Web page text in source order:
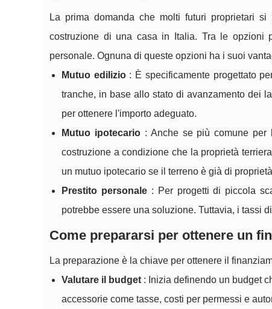
La prima domanda che molti futuri proprietari
costruzione di una casa in Italia. Tra le opzioni
personale. Ognuna di queste opzioni ha i suoi
Mutuo edilizio: È specificamente progettato
tranche, in base allo stato di avanzamento dei
per ottenere l'importo adeguato.
Mutuo ipotecario: Anche se più comune per
costruzione a condizione che la proprietà
un mutuo ipotecario se il terreno è già di
Prestito personale: Per progetti di piccola
potrebbe essere una soluzione. Tuttavia, i tassi
Come prepararsi per ottenere un
La preparazione è la chiave per ottenere il
Valutare il budget : Inizia definendo un budget
accessorie come tasse, costi per permessi e